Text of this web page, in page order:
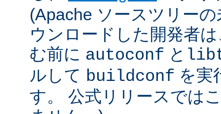
(Apache ソースツリー
ウンロードした開発者
む前に autoconf と
ルして buildconf を実
す。 公式リリースでは